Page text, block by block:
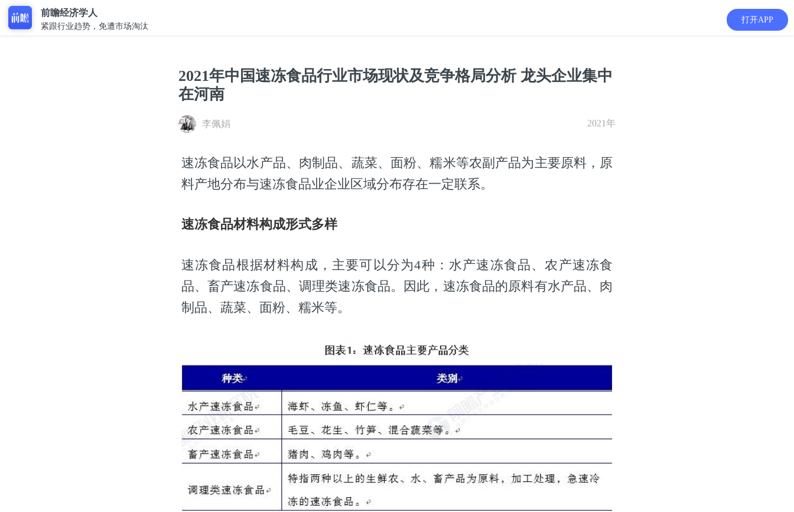
前瞻经济学人
紧跟行业趋势，免遭市场淘汰
打开APP
2021年中国速冻食品行业市场现状及竞争格局分析 龙头企业集中
在河南
李佩娟 2021年
速冻食品以水产品、肉制品、蔬菜、面粉、糯米等农副产品为主要原料，原
料产地分布与速冻食品业企业区域分布存在一定联系。
速冻食品材料构成形式多样
速冻食品根据材料构成，主要可以分为4种：水产速冻食品、农产速冻食
品、畜产速冻食品、调理类速冻食品。因此，速冻食品的原料有水产品、肉
制品、蔬菜、面粉、糯米等。